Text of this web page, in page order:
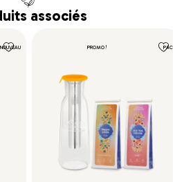
associés
NOUVEAU PROMO ! PACK